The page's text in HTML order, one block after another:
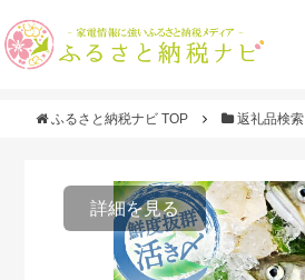
ふるさと納税ナビ TOP 返礼品検索
詳細を見る